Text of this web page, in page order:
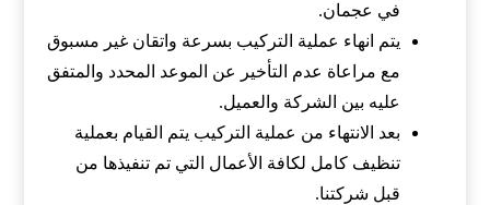
في عجمان.
يتم انهاء عملية التركيب بسرعة واتقان غير مسبوق
مع مراعاة عدم التأخير عن الموعد المحدد والمتفق
عليه بين الشركة والعميل.
بعد الانتهاء من عملية التركيب يتم القيام بعملية
تنظيف كامل لكافة الأعمال التي تم تنفيذها من
قبل شركتنا.